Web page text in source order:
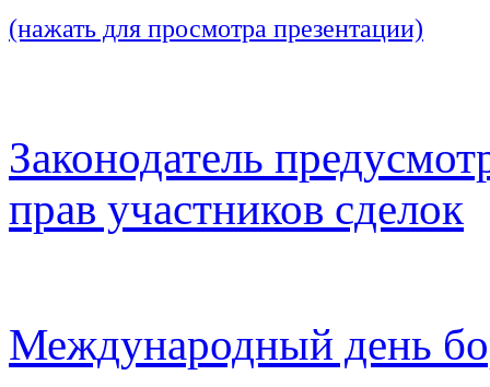
(нажать для просмотра презентации)
Законодатель
прав участников сделок
Международный день